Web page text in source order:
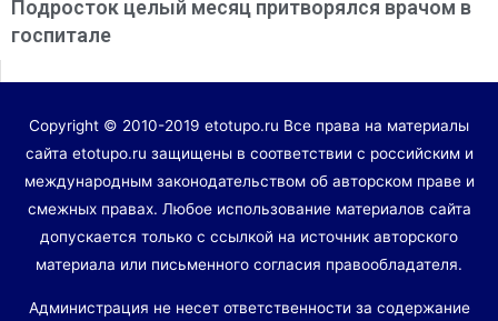
Подросток целый месяц притворялся врачом в
госпитале
Copyright © 2010-2019 etotupo.ru Все права на материалы
сайта etotupo.ru защищены в соответствии с российским и
международным законодательством об авторском праве и
смежных правах. Любое использование материалов сайта
допускается только с ссылкой на источник авторского
материала или письменного согласия правообладателя.
Администрация не несет ответственности за содержание